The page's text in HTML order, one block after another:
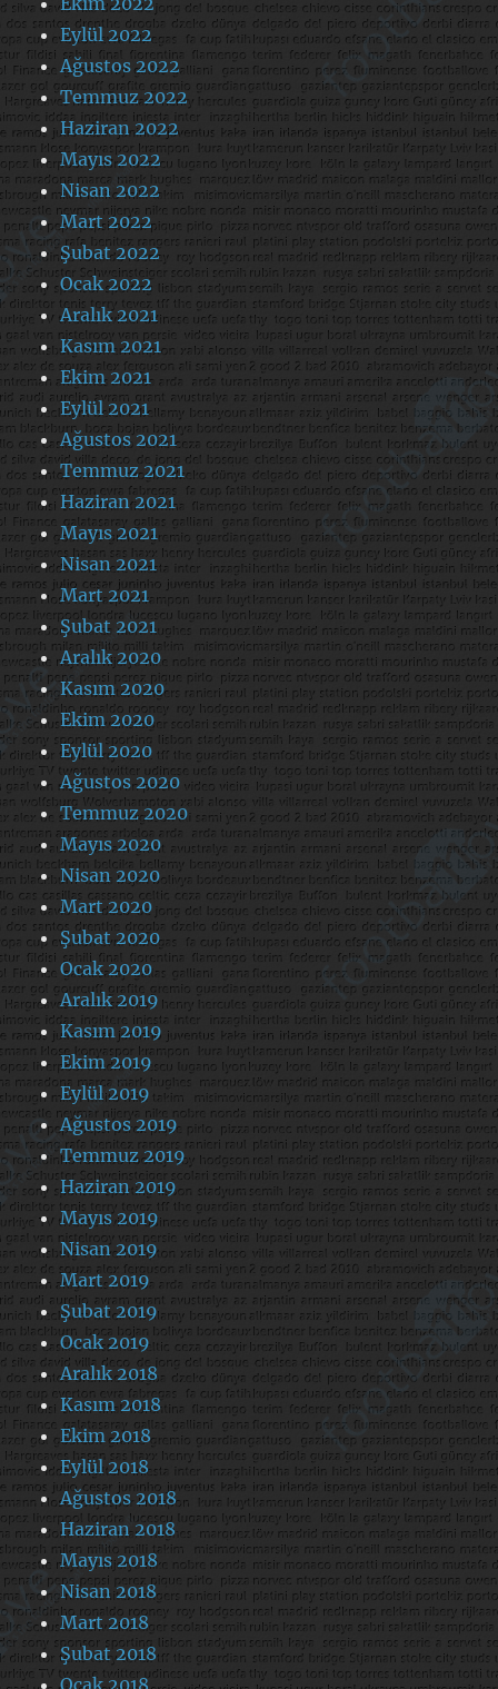
Eylül 2022
Ağustos 2022
Temmuz 2022
Haziran 2022
Mayıs 2022
Nisan 2022
Mart 2022
Şubat 2022
Ocak 2022
Aralık 2021
Kasım 2021
Ekim 2021
Eylül 2021
Ağustos 2021
Temmuz 2021
Haziran 2021
Mayıs 2021
Nisan 2021
Mart 2021
Şubat 2021
Aralık 2020
Kasım 2020
Ekim 2020
Eylül 2020
Ağustos 2020
Temmuz 2020
Mayıs 2020
Nisan 2020
Mart 2020
Şubat 2020
Ocak 2020
Aralık 2019
Kasım 2019
Ekim 2019
Eylül 2019
Ağustos 2019
Temmuz 2019
Haziran 2019
Mayıs 2019
Nisan 2019
Mart 2019
Şubat 2019
Ocak 2019
Aralık 2018
Kasım 2018
Ekim 2018
Eylül 2018
Ağustos 2018
Haziran 2018
Mayıs 2018
Nisan 2018
Mart 2018
Şubat 2018
Ocak 2018